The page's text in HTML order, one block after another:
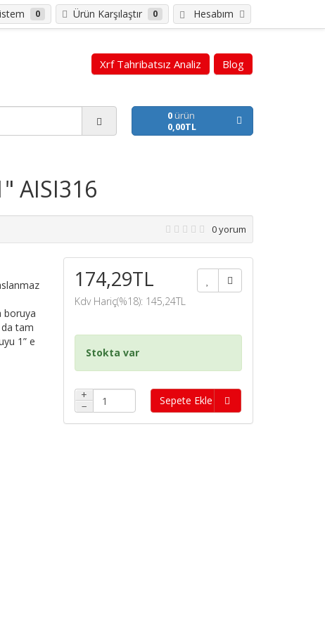
Hesabım
0 Ürün Karşılaştır 0
Xrf Tahribatsız Analiz Blog
0ürün
0,00TL
AISI316
0 yorum
boruya
da tam
1” e
174,29TL
Kdv Hariç(%18): 145,24TL
Stokta var
+
−
Sepete Ekle